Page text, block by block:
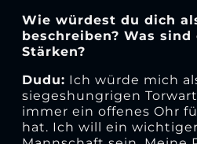
Wie würdest du dich
beschreiben? Was
Stärken?
Dudu: Ich würde mich
siegeshungrigen
immer ein offenes Ohr
hat. Ich will ein